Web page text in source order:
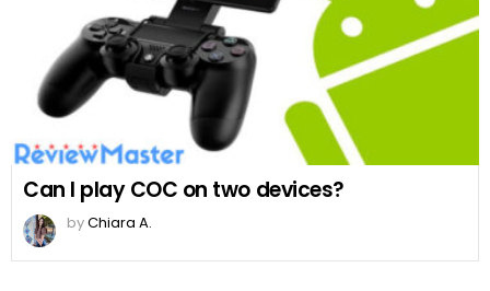
Can I play COC on two devices?
byChiara A.